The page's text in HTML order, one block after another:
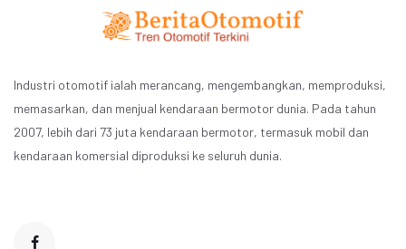
Industri otomotif ialah merancang, mengembangkan, memproduksi,
memasarkan, dan menjual kendaraan bermotor dunia. Pada tahun
2007, lebih dari 73 juta kendaraan bermotor, termasuk mobil dan
kendaraan komersial diproduksi ke seluruh dunia.